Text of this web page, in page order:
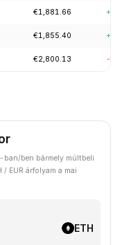
€1,881.66
€1,855.40
€2,800.13 -
ban/ben bármely múltbeli
EUR árfolyam a mai
ETH